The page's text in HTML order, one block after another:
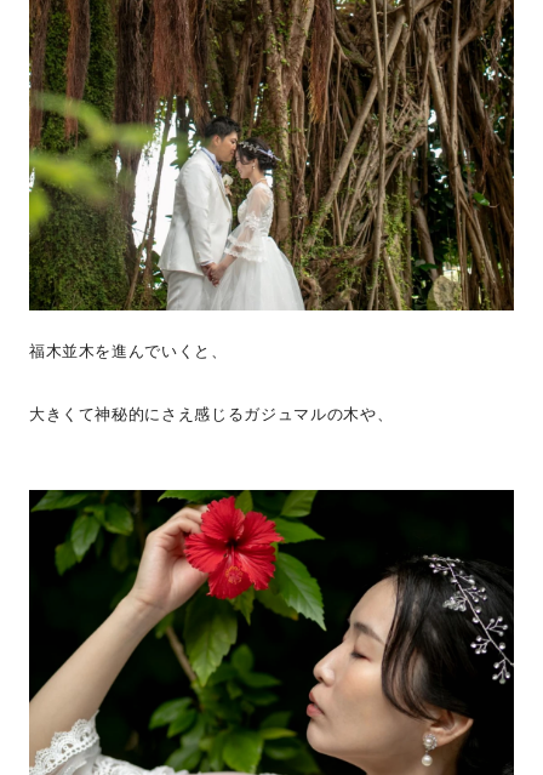
福木並木を進んでいくと、
大きくて神秘的にさえ感じるガジュマルの木や、